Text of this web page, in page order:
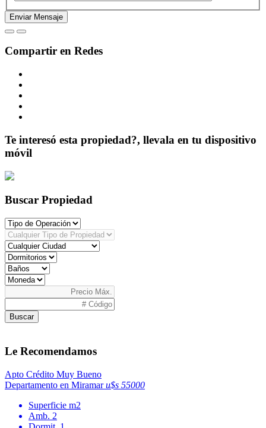
Compartir en Redes
Te interesó esta propiedad?, llevala en tu dispositivo
móvil
Buscar Propiedad
Buscar
Le Recomendamos
Apto Crédito Muy Bueno
Departamento en Miramaru$s 55000
Superficie m2
Amb. 2